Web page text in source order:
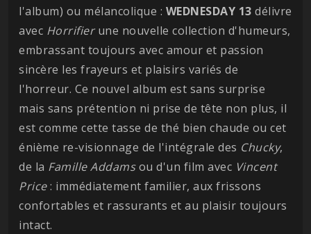
l'album) ou mélancolique : WEDNESDAY 13 délivre
avec Horrifierune nouvelle collection d'humeurs,
embrassant toujours avec amour et passion
sincère les frayeurs et plaisirs variés de
l'horreur. Ce nouvel album est sans surprise
mais sans prétention ni prise de tête non plus, il
est comme cette tasse de thé bien chaude ou cet
énième re-visionnage de l'intégrale des Chucky,
de la Famille Addamsou d'un film avec Vincent
Price: immédiatement familier, aux frissons
confortables et rassurants et au plaisir toujours
intact.